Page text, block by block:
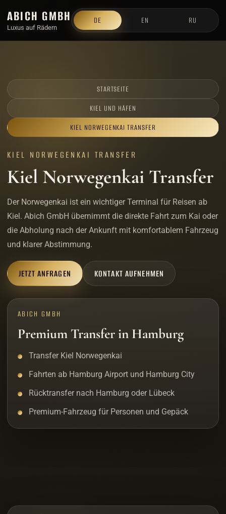
ABICH GMBH
Luxus auf Rädern
DE EN RU
STARTSEITE
KIEL UND HÄFEN
KIEL NORWEGENKAI TRANSFER
KIEL NORWEGENKAI TRANSFER
Kiel Norwegenkai Transfer
Der Norwegenkai ist ein wichtiger Terminal für Reisen ab
Kiel. Abich GmbH übernimmt die direkte Fahrt zum Kai oder
die Abholung nach der Ankunft mit komfortablem Fahrzeug
und klarer Abstimmung.
JETZT ANFRAGEN KONTAKT AUFNEHMEN
ABICH GMBH
Premium Transfer in Hamburg
Transfer Kiel Norwegenkai
Fahrten ab Hamburg Airport und Hamburg City
Rücktransfer nach Hamburg oder Lübeck
Premium-Fahrzeug für Personen und Gepäck